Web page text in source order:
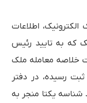
الکترونیک، اطلاعات
که به تایید رئیس
خلاصه معامله ملک
رسیده، در دفتر
شناسه یکتا منجر به